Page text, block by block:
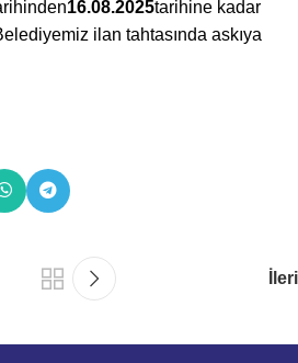
16.08.2025tarihine kadar
ilan tahtasında askıya
İleri